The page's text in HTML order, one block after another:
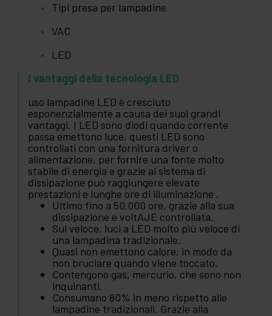
Tipi presa per lampadine
VAC
LED
I vantaggi della tecnologia LED
uso lampadine LED è cresciuto
esponenzialmente a causa dei suoi grandi
vantaggi. I LED sono diodi quando corrente
passa emettono luce, questi LED sono
controllati con una fornitura driver o
alimentazione, per fornire una fonte molto
stabile di energia e grazie al sistema di
dissipazione può raggiungere elevate
prestazioni e lunghe ore di illuminazione .
Ultimo fino a 50.000 ore, grazie alla sua
dissipazione e voltAJE controllata.
Sul veloce. luci a LED molto più veloce di
una lampadina tradizionale.
Quasi non emettono calore, in modo da
non bruciare quando viene toccato.
Contengono gas, mercurio, che sono non
inquinanti.
Consumano 80% in meno rispetto alle
lampadine tradizionali. Grazie alla